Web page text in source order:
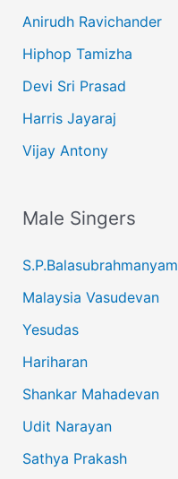
Anirudh Ravichander
Hiphop Tamizha
Devi Sri Prasad
Harris Jayaraj
Vijay Antony
Male Singers
S.P.Balasubrahmanyam
Malaysia Vasudevan
Yesudas
Hariharan
Shankar Mahadevan
Udit Narayan
Sathya Prakash